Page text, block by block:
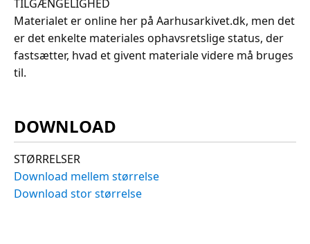
TILGÆNGELIGHED
Materialet er online her på Aarhusarkivet.dk, men det
er det enkelte materiales ophavsretslige status, der
fastsætter, hvad et givent materiale videre må bruges
til.
DOWNLOAD
STØRRELSER
Download mellem størrelse
Download stor størrelse